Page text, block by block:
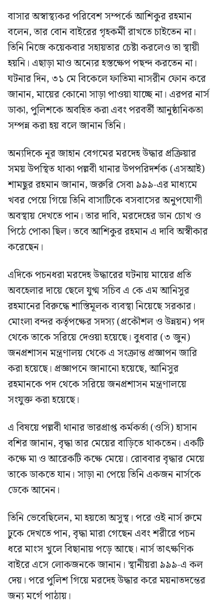
বাসার অস্বাস্থ্যকর পরিবেশ সম্পর্কে আশিকুর রহমান
বলেন, তার বোন বাইরের গৃহকর্মী রাখতে চাইতেন না।
তিনি নিজে কয়েকবার সহায়তার চেষ্টা করলেও তা স্থায়ী
হয়নি। এছাড়া মাও অন্যের হস্তক্ষেপ পছন্দ করতেন না।
ঘটনার দিন, ৩১ মে বিকেলে ফাতিমা নাসরীন ফোন করে
জানান, মায়ের কোনো সাড়া পাওয়া যাচ্ছে না। এরপর নার্স
ডাকা, পুলিশকে অবহিত করা এবং পরবর্তী আনুষ্ঠানিকতা
সম্পন্ন করা হয় বলে জানান তিনি।
অন্যদিকে নূর জাহান বেগমের মরদেহ উদ্ধার প্রক্রিয়ার
সময় উপস্থিত থাকা পল্লবী থানার উপপরিদর্শক (এসআই)
শামছুর রহমান জানান, জরুরি সেবা ৯৯৯-এর মাধ্যমে
খবর পেয়ে গিয়ে তিনি বাসাটিকে বসবাসের অনুপযোগী
অবস্থায় দেখতে পান। তার দাবি, মরদেহের ডান চোখ ও
পিঠে পোকা ছিল। তবে আশিকুর রহমান এ দাবি অস্বীকার
করেছেন।
এদিকে পচনধরা মরদেহ উদ্ধারের ঘটনায় মায়ের প্রতি
অবহেলার দায়ে ছেলে যুগ্ম সচিব এ কে এম আনিসুর
রহমানের বিরুদ্ধে শাস্তিমূলক ব্যবস্থা নিয়েছে সরকার।
মোংলা বন্দর কর্তৃপক্ষের সদস্য (প্রকৌশল ও উন্নয়ন) পদ
থেকে তাকে সরিয়ে দেওয়া হয়েছে। বুধবার (৩ জুন)
জনপ্রশাসন মন্ত্রণালয় থেকে এ সংক্রান্ত প্রজ্ঞাপন জারি
করা হয়েছে। প্রজ্ঞাপনে জানানো হয়েছে, আনিসুর
রহমানকে পদ থেকে সরিয়ে জনপ্রশাসন মন্ত্রণালয়ে
সংযুক্ত করা হয়েছে।
এ বিষয়ে পল্লবী থানার ভারপ্রাপ্ত কর্মকর্তা (ওসি) হাসান
বশির জানান, বৃদ্ধা তার মেয়ের বাড়িতে থাকতেন। একটি
কক্ষে মা ও আরেকটি কক্ষে মেয়ে। রোববার বৃদ্ধার মেয়ে
তাকে ডাকতে যান। সাড়া না পেয়ে তিনি একজন নার্সকে
ডেকে আনেন।
তিনি ভেবেছিলেন, মা হয়তো অসুস্থ। পরে ওই নার্স রুমে
ঢুকে দেখতে পান, বৃদ্ধা মারা গেছেন এবং শরীরে পচন
ধরে মাংস খুলে বিছানায় পড়ে আছে। নার্স তাৎক্ষণিক
বাইরে এসে লোকজনকে জানান। স্থানীয়রা ৯৯৯-এ কল
দেয়। পরে পুলিশ গিয়ে মরদেহ উদ্ধার করে ময়নাতদন্তের
জন্য মর্গে পাঠায়।